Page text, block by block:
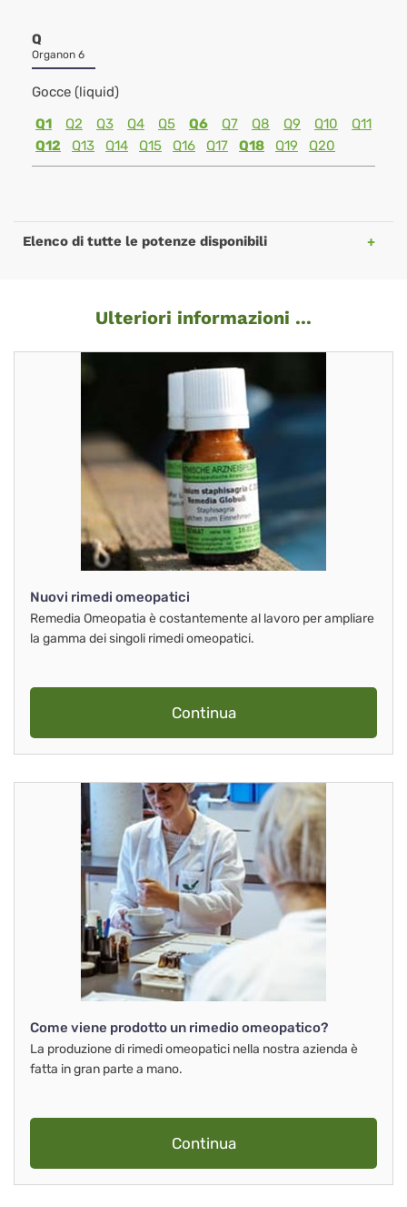
Q
Organon 6
Gocce (liquid)
Q1
Q2 Q3 Q4 Q5 Q6 Q7 Q8 Q9 Q10
Q11
Q12
Q13 Q14 Q15 Q16 Q17 Q18 Q19 Q20
Elenco di tutte le potenze disponibili
Ulteriori informazioni ...
Nuovi rimedi omeopatici
Remedia Omeopatia è costantemente al lavoro per ampliare
la gamma dei singoli rimedi omeopatici.
Continua
Come viene prodotto un rimedio omeopatico?
La produzione di rimedi omeopatici nella nostra azienda è
fatta in gran parte a mano.
Continua